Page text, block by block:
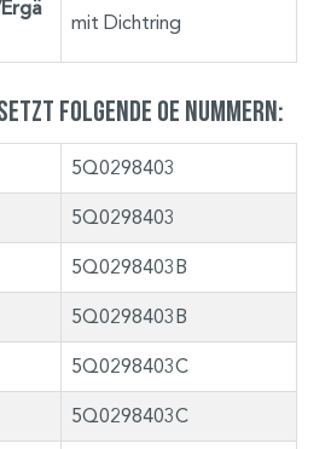
mit Dichtring
folgende OE Nummern:
5Q0298403
5Q0298403
5Q0298403B
5Q0298403B
5Q0298403C
5Q0298403C